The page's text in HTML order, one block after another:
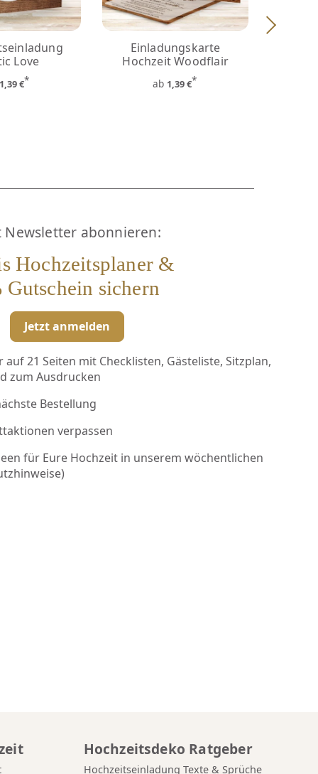
Love
1,39 €*
Einladungskarte
Hochzeit Woodflair
ab 1,39 €*
Newsletter abonnieren:
Hochzeitsplaner &
Gutschein sichern
Jetzt anmelden
21 Seiten mit Checklisten, Gästeliste, Sitzplan,
zum Ausdrucken
Bestellung
verpassen
für Eure Hochzeit in unserem wöchentlichen
)
Hochzeitsdeko Ratgeber
Hochzeitseinladung Texte & Sprüche